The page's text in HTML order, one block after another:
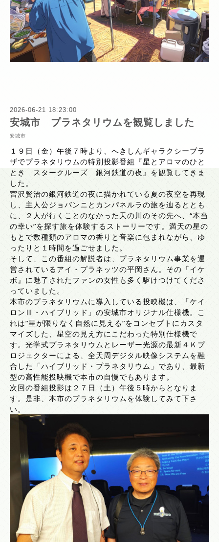
2026-06-21 18:23:00
安城市 プラネタリウムを観覧しました
安城市
１９日（金）午後７時より、へきしんギャラクシープラ
ザでプラネタリウムの特別投影番組『星とアロマのひと
とき　スタークルーズ　銀河鉄道の夜』を観覧してきま
した。
宮沢賢治の銀河鉄道の夜に描かれている夏の夜空を再現
し、主人公ジョバンニとカンパネルラの旅を辿るととも
に、２人が行くことのなかった天の川のその先へ、“本当
の幸い”を探す旅を体験するストーリーです。満天の星の
もとで数種類のアロマの香りと音楽に包まれながら、ゆ
ったりと１時間を過ごせました。
そして、この番組の解説者は、プラネタリウム事業を運
営されているアイ・プラネッツの平岡さん。その『イケ
ボ』に魅了されたファンの女性も多く駆けつけてくださ
っていました。
本市のプラネタリウムに導入している投映機は、「ケイ
ロンⅢ・ハイブリッド」の安城市オリジナル仕様機。こ
れは”星が限りなく自然に見える”をコンセプトにカスタ
マイズした、星空の見え方にこだわった特別仕様機で
す。光学式プラネタリウムとレーザー光源の最新４Ｋプ
ロジェクターによる、全天周デジタル映像システムを融
合した「ハイブリッド・プラネタリウム」であり、最新
型の高性能投映機で本市の自慢でもあります。
次回の番組投影は２７日（土）午後５時からとなりま
す。是非、本市のプラネタリウムを体験してみて下さ
い。